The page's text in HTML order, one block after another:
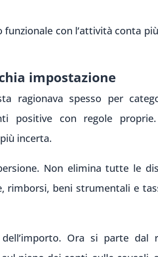
con l’attività conta
impostazione
ragionava spesso per
positive con regole
incerta.
Non elimina tutte le
rimborsi, beni strumentali e
Ora si parte dal